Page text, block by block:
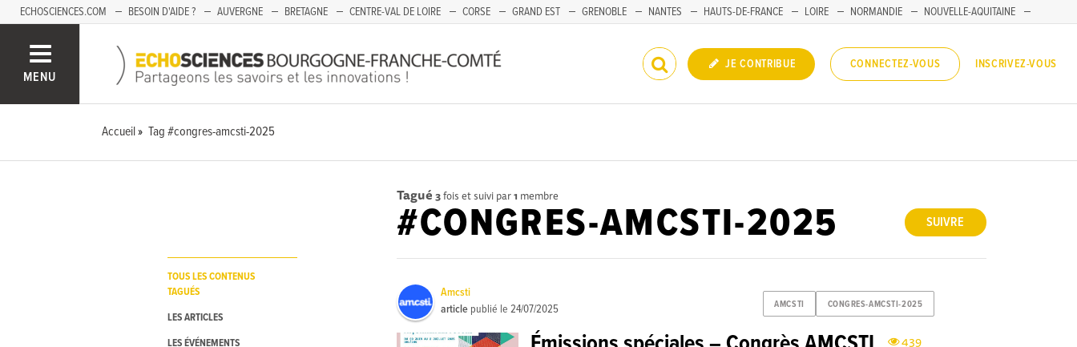
ECHOSCIENCES.COM BESOIN D'AIDE ? AUVERGNE BRETAGNE CENTRE-VAL DE LOIRE CORSE GRAND EST GRENOBLE NANTES HAUTS-DE-FRANCE LOIRE NORMANDIE
NOUVELLE-AQUITAINE
MENU
JE CONTRIBUE CONNECTEZ-VOUS INSCRIVEZ-VOUS
Accueil Tag #congres-amcsti-2025
TOUS LES CONTENUS
TAGUÉS
LES ARTICLES
LES ÉVÉNEMENTS
Tagué 3fois et suivi par1 membre
SUIVRE
#CONGRES-AMCSTI-2025
AMCSTI CONGRES-AMCSTI-2025
Amcsti
article publié le24/07/2025
439